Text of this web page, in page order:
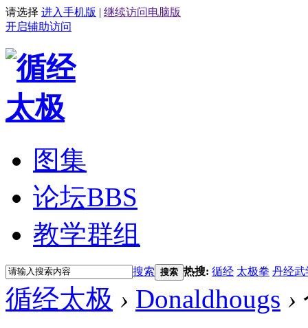
请选择 进入手机版 | 继续访问电脑版
开启辅助访问
图集
论坛BBS
教学群组
搜索 搜索 热搜: 循经 太极拳 丹经武
循经太极 › Donaldhougs ›